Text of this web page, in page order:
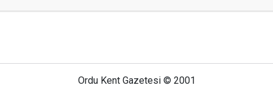
Ordu Kent Gazetesi © 2001